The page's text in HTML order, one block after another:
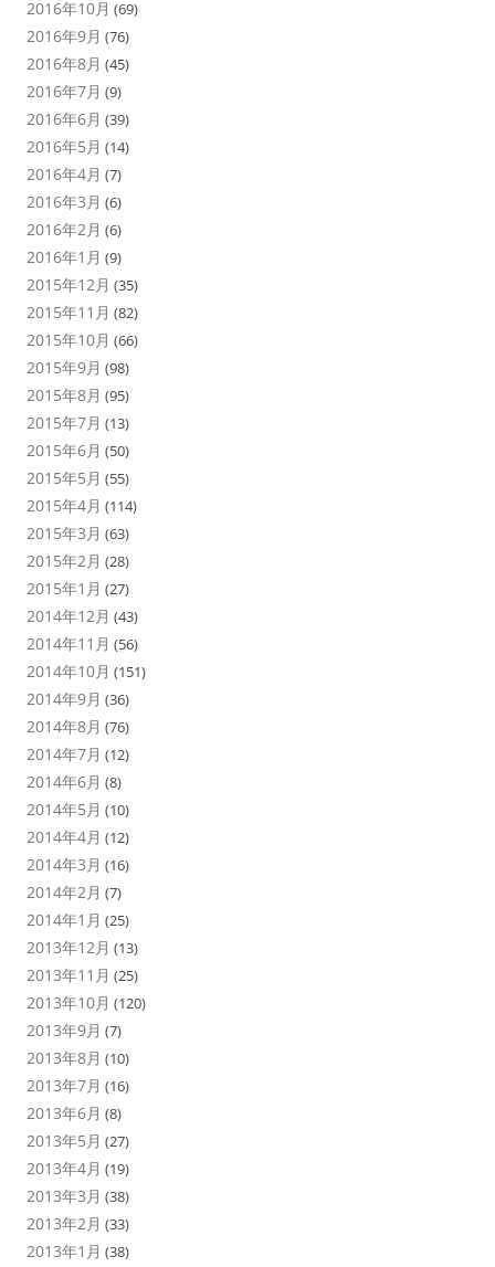
2016年10月 (69)
2016年9月 (76)
2016年8月 (45)
2016年7月 (9)
2016年6月 (39)
2016年5月 (14)
2016年4月 (7)
2016年3月 (6)
2016年2月 (6)
2016年1月 (9)
2015年12月 (35)
2015年11月 (82)
2015年10月 (66)
2015年9月 (98)
2015年8月 (95)
2015年7月 (13)
2015年6月 (50)
2015年5月 (55)
2015年4月 (114)
2015年3月 (63)
2015年2月 (28)
2015年1月 (27)
2014年12月 (43)
2014年11月 (56)
2014年10月 (151)
2014年9月 (36)
2014年8月 (76)
2014年7月 (12)
2014年6月 (8)
2014年5月 (10)
2014年4月 (12)
2014年3月 (16)
2014年2月 (7)
2014年1月 (25)
2013年12月 (13)
2013年11月 (25)
2013年10月 (120)
2013年9月 (7)
2013年8月 (10)
2013年7月 (16)
2013年6月 (8)
2013年5月 (27)
2013年4月 (19)
2013年3月 (38)
2013年2月 (33)
2013年1月 (38)